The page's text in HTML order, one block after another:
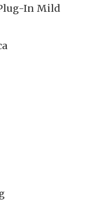
In Mild